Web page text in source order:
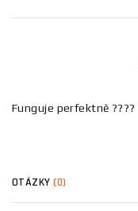
Funguje perfektně ????
OTÁZKY(0)